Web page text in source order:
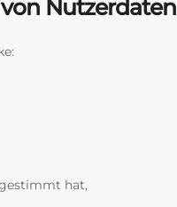
Nutzerdaten
hat,